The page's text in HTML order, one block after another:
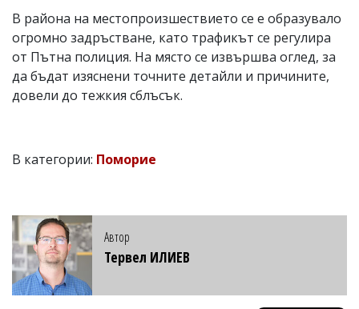
В района на местопроизшествието се е образувало
огромно задръстване, като трафикът се регулира
от Пътна полиция. На място се извършва оглед, за
да бъдат изяснени точните детайли и причините,
довели до тежкия сблъсък.
В категории: Поморие
Автор
Тервел ИЛИЕВ